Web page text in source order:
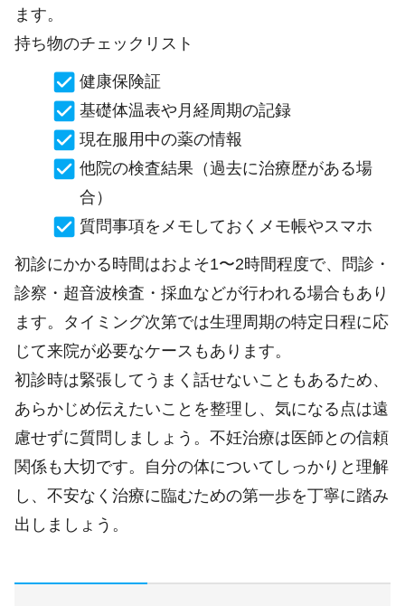
ます。
持ち物のチェックリスト
健康保険証
基礎体温表や月経周期の記録
現在服用中の薬の情報
他院の検査結果（過去に治療歴がある場
合）
質問事項をメモしておくメモ帳やスマホ
初診にかかる時間はおよそ1〜2時間程度で、問診・
診察・超音波検査・採血などが行われる場合もあり
ます。タイミング次第では生理周期の特定日程に応
じて来院が必要なケースもあります。
初診時は緊張してうまく話せないこともあるため、
あらかじめ伝えたいことを整理し、気になる点は遠
慮せずに質問しましょう。不妊治療は医師との信頼
関係も大切です。自分の体についてしっかりと理解
し、不安なく治療に臨むための第一歩を丁寧に踏み
出しましょう。